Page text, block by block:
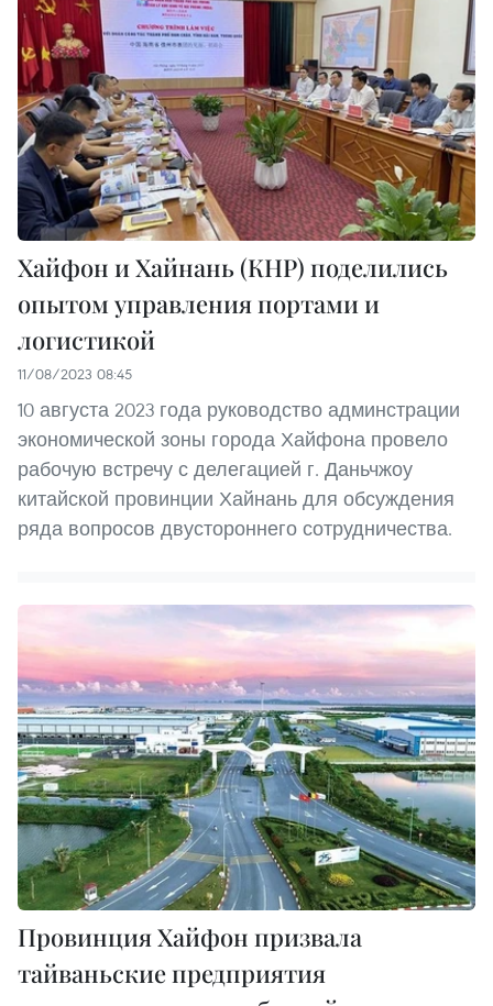
Хайфон и Хайнань (КНР) поделились
опытом управления портами и
логистикой
11/08/2023 08:45
10 августа 2023 года руководство админстрации
экономической зоны города Хайфона провело
рабочую встречу с делегацией г. Даньчжоу
китайской провинции Хайнань для обсуждения
ряда вопросов двустороннего сотрудничества.
Провинция Хайфон призвала
тайваньские предприятия